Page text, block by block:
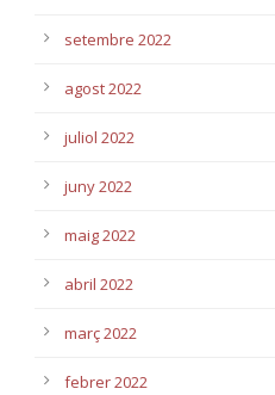
setembre 2022
agost 2022
juliol 2022
juny 2022
maig 2022
abril 2022
març 2022
febrer 2022